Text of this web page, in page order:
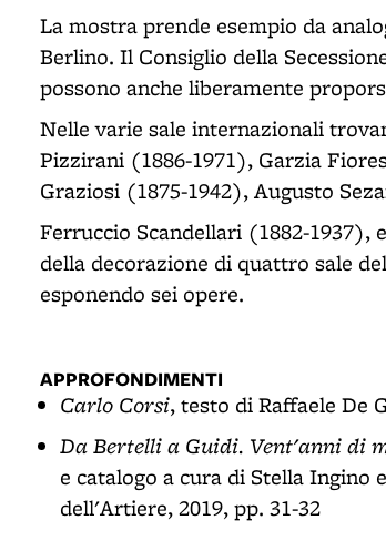
La mostra prende esempio da
Berlino. Il Consiglio della
possono anche liberamente
Nelle varie sale internazionali
Pizzirani (1886-1971), Garzia
Graziosi (1875-1942), Augusto
Ferruccio Scandellari (1882-1937),
della decorazione di quattro sale
esponendo sei opere.
APPROFONDIMENTI
Carlo Corsi, testo di Raffaele De
Da Bertelli a Guidi. Vent'anni di
e catalogo a cura di Stella Ingino
dell'Artiere, 2019, pp. 31-32